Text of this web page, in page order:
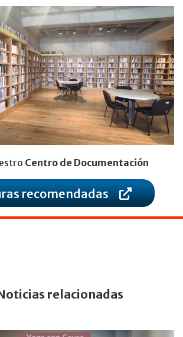
Centro de Documentación
recomendadas
relacionadas